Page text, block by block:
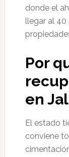
donde el
llegar al
Por
en
El estado
conviene